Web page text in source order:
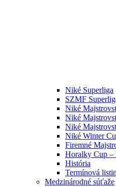
Niké Superliga
SZMF
Niké
Niké
Niké
Niké Winter
Firemné
Horalky Cup –
História
Termínová
Medzinárodné súťaže